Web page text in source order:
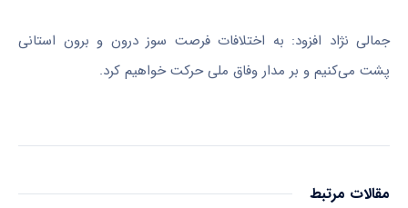
جمالی نژاد افزود: به اختلافات فرصت سوز درون و برون استانی
پشت می‌کنیم و بر مدار وفاق ملی حرکت خواهیم کرد.
مقالات مرتبط